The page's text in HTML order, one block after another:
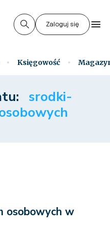
Zaloguj się
Księgowość
srodki-
osobowych w